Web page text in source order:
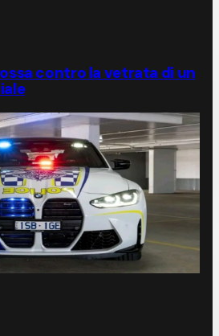
contro la vetrata di un